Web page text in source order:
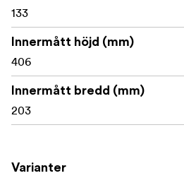
133
Innermått höjd (mm)
406
Innermått bredd (mm)
203
Varianter